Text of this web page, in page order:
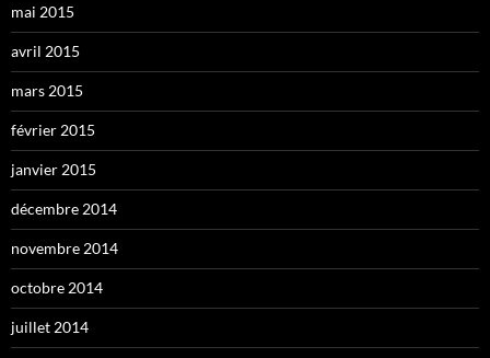
mai 2015
avril 2015
mars 2015
février 2015
janvier 2015
décembre 2014
novembre 2014
octobre 2014
juillet 2014